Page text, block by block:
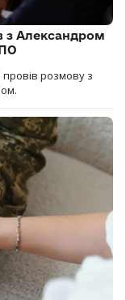
з Александром
розмову з